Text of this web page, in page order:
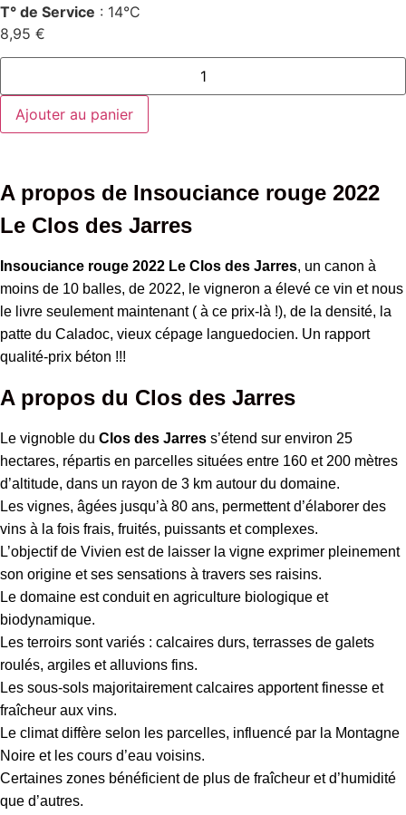
T° de Service : 14°C
8,95 €
quantité
Insouciance
rouge
2022
Le
Ajouter au panier
A propos de Insouciance rouge 2022
Le Clos des Jarres
Insouciance rouge 2022 Le Clos des Jarres, un canon à
moins de 10 balles, de 2022, le vigneron a élevé ce vin et nous
le livre seulement maintenant ( à ce prix-là !), de la densité, la
patte du Caladoc, vieux cépage languedocien. Un rapport
qualité-prix béton !!!
A propos du Clos des Jarres
Le vignoble du Clos des Jarres s’étend sur environ 25
hectares, répartis en parcelles situées entre 160 et 200 mètres
d’altitude, dans un rayon de 3 km autour du domaine.
Les vignes, âgées jusqu’à 80 ans, permettent d’élaborer des
vins à la fois frais, fruités, puissants et complexes.
L’objectif de Vivien est de laisser la vigne exprimer pleinement
son origine et ses sensations à travers ses raisins.
Le domaine est conduit en agriculture biologique et
biodynamique.
Les terroirs sont variés : calcaires durs, terrasses de galets
roulés, argiles et alluvions fins.
Les sous-sols majoritairement calcaires apportent finesse et
fraîcheur aux vins.
Le climat diffère selon les parcelles, influencé par la Montagne
Noire et les cours d’eau voisins.
Certaines zones bénéficient de plus de fraîcheur et d’humidité
que d’autres.